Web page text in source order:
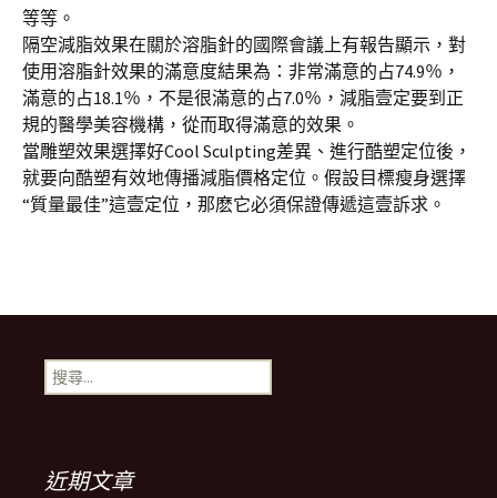
等等。
隔空減脂效果在關於溶脂針的國際會議上有報告顯示，對
使用溶脂針效果的滿意度結果為：非常滿意的占74.9％，
滿意的占18.1％，不是很滿意的占7.0％，減脂壹定要到正
規的醫學美容機構，從而取得滿意的效果。
當雕塑效果選擇好Cool Sculpting差異、進行酷塑定位後，
就要向酷塑有效地傳播減脂價格定位。假設目標瘦身選擇
“質量最佳”這壹定位，那麽它必須保證傳遞這壹訴求。
搜
尋
近期文章